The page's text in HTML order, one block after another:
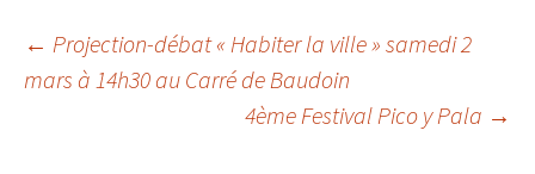
Navigation
← Projection-débat « Habiter la ville » samedi 2
mars à 14h30 au Carré de Baudoin
4ème Festival Pico y Pala →